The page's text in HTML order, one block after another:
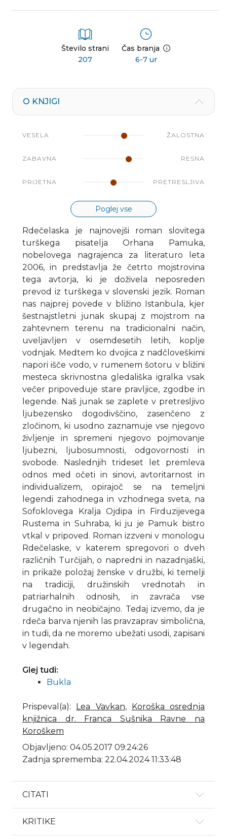
Število strani
207
Čas branja
6-7 ur
O KNJIGI
VESELA ŽALOSTNA
ZABAVNA RESNA
PRIJETNA PRETRESLJIVA
Poglej vse
Rdečelaska je najnovejši roman slovitega
turškega pisatelja Orhana Pamuka,
nobelovega nagrajenca za literaturo leta
2006, in predstavlja že četrto mojstrovina
tega avtorja, ki je doživela neposreden
prevod iz turškega v slovenski jezik. Roman
nas najprej povede v bližino Istanbula, kjer
šestnajstletni junak skupaj z mojstrom na
zahtevnem terenu na tradicionalni način,
uveljavljen v osemdesetih letih, koplje
vodnjak. Medtem ko dvojica z nadčloveškimi
napori išče vodo, v rumenem šotoru v bližini
mesteca skrivnostna gledališka igralka vsak
večer pripoveduje stare pravljice, zgodbe in
legende. Naš junak se zaplete v pretresljivo
ljubezensko dogodivščino, zasenčeno z
zločinom, ki usodno zaznamuje vse njegovo
življenje in spremeni njegovo pojmovanje
ljubezni, ljubosumnosti, odgovornosti in
svobode. Naslednjih trideset let premleva
odnos med očeti in sinovi, avtoritarnost in
individualizem, opirajoč se na temeljni
legendi zahodnega in vzhodnega sveta, na
Sofoklovega Kralja Ojdipa in Firduzijevega
Rustema in Suhraba, ki ju je Pamuk bistro
vtkal v pripoved. Roman izzveni v monologu
Rdečelaske, v katerem spregovori o dveh
različnih Turčijah, o napredni in nazadnjaški,
in prikaže položaj ženske v družbi, ki temelji
na tradiciji, družinskih vrednotah in
patriarhalnih odnosih, in zavrača vse
drugačno in neobičajno. Tedaj izvemo, da je
rdeča barva njenih las pravzaprav simbolična,
in tudi, da ne moremo ubežati usodi, zapisani
v legendah.
Glej tudi:
Bukla
Prispeval(a): Lea Vavkan,
Koroška osrednja
knjižnica dr. Franca Sušnika Ravne na
Koroškem
Objavljeno: 04.05.2017 09:24:26
Zadnja sprememba: 22.04.2024 11:33:48
CITATI
KRITIKE